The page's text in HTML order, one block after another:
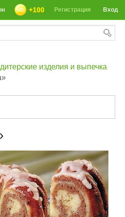
39142 РЕЦЕПТА
Вход
Регистрация
+100
изделия и выпечка